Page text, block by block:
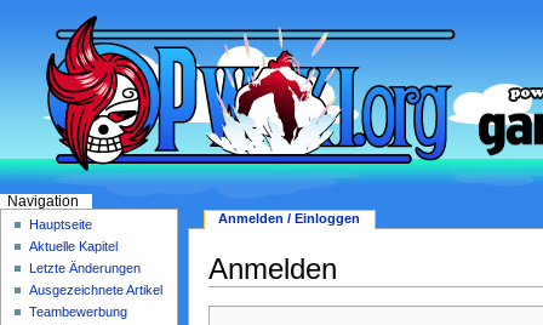
Anmelden
Anmelden / Einloggen
Navigation
Hauptseite
Aktuelle Kapitel
Letzte Änderungen
Ausgezeichnete Artikel
Teambewerbung